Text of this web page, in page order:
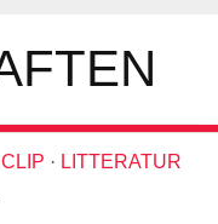
CLIP · LITTERATUR